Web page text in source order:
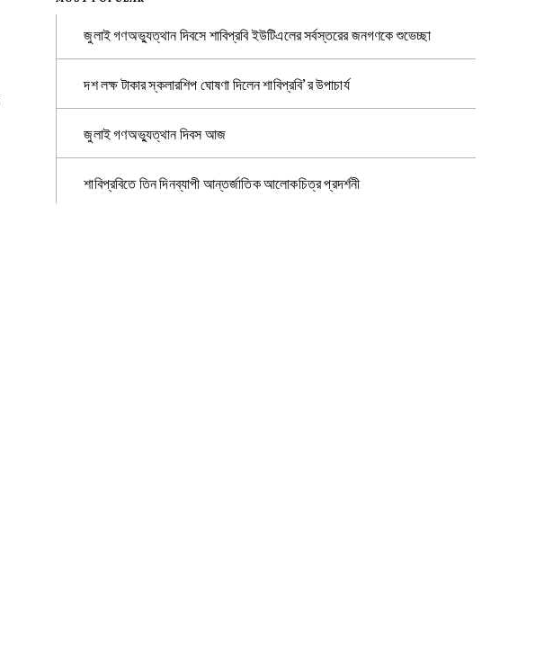
জুলাই গণঅভ্যুত্থান দিবসে শাবিপ্রবি ইউটিএলের সর্বস্তরের জনগণকে শুভেচ্ছা
দশ লক্ষ টাকার স্কলারশিপ ঘোষণা দিলেন শাবিপ্রবি’র উপাচার্য
জুলাই গণঅভ্যুত্থান দিবস আজ
শাবিপ্রবিতে তিন দিনব্যাপী আন্তর্জাতিক আলোকচিত্র প্রদর্শনী